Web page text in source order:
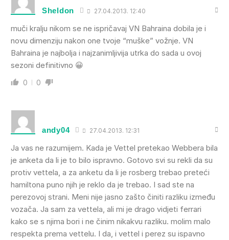
Sheldon 27.04.2013. 12:40
muči kralju nikom se ne ispričavaj VN Bahraina dobila je i
novu dimenziju nakon one tvoje “muške” vožnje. VN
Bahraina je najbolja i najzanimljivija utrka do sada u ovoj
sezoni definitivno 😀
0 0
andy04 27.04.2013. 12:31
Ja vas ne razumijem. Kada je Vettel pretekao Webbera bila
je anketa da li je to bilo ispravno. Gotovo svi su rekli da su
protiv vettela, a za anketu da li je rosberg trebao preteći
hamiltona puno njih je reklo da je trebao. I sad ste na
perezovoj strani. Meni nije jasno zašto činiti razliku između
vozača. Ja sam za vettela, ali mi je drago vidjeti ferrari
kako se s njima bori i ne činim nikakvu razliku. molim malo
respekta prema vettelu. I da, i vettel i perez su ispavno